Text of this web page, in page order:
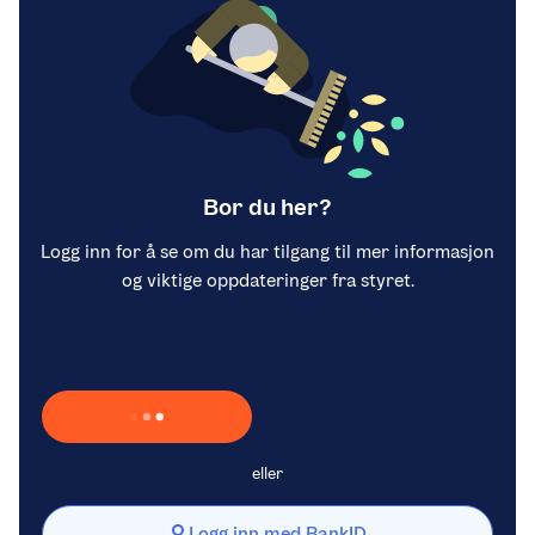
Bor du her?
Logg inn for å se om du har tilgang til mer informasjon
og viktige oppdateringer fra styret.
Laster inn Vipps …
eller